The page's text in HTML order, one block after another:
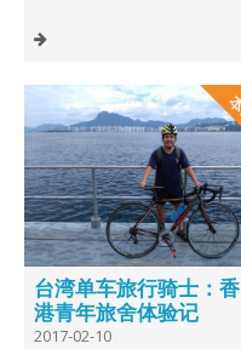
台湾单车旅行骑士：香
港青年旅舍体验记
2017-02-10